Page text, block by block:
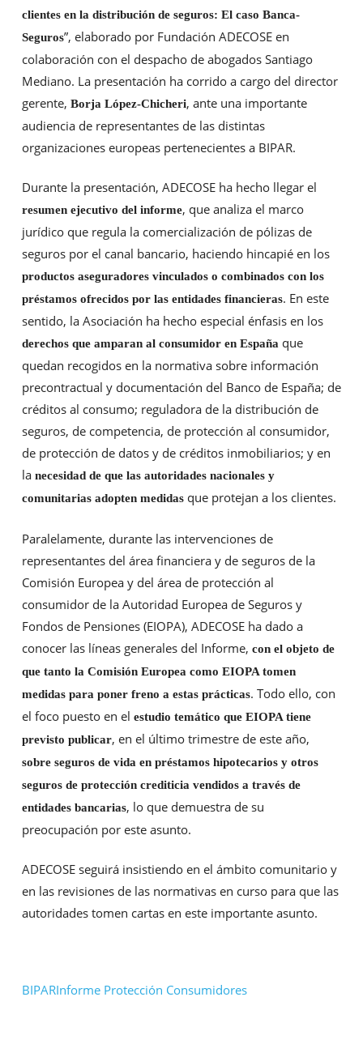
clientes en la distribución de seguros: El caso Banca-
Seguros”, elaborado por Fundación ADECOSE en
colaboración con el despacho de abogados Santiago
Mediano. La presentación ha corrido a cargo del director
gerente, Borja López-Chicheri, ante una importante
audiencia de representantes de las distintas
organizaciones europeas pertenecientes a BIPAR.
Durante la presentación, ADECOSE ha hecho llegar el
resumen ejecutivo del informe, que analiza el marco
jurídico que regula la comercialización de pólizas de
seguros por el canal bancario, haciendo hincapié en los
productos aseguradores vinculados o combinados con los
préstamos ofrecidos por las entidades financieras. En este
sentido, la Asociación ha hecho especial énfasis en los
derechos que amparan al consumidor en España que
quedan recogidos en la normativa sobre información
precontractual y documentación del Banco de España; de
créditos al consumo; reguladora de la distribución de
seguros, de competencia, de protección al consumidor,
de protección de datos y de créditos inmobiliarios; y en
la necesidad de que las autoridades nacionales y
comunitarias adopten medidasque protejan a los clientes.
Paralelamente, durante las intervenciones de
representantes del área financiera y de seguros de la
Comisión Europea y del área de protección al
consumidor de la Autoridad Europea de Seguros y
Fondos de Pensiones (EIOPA), ADECOSE ha dado a
conocer las líneas generales del Informe, con el objeto de
que tanto la Comisión Europea como EIOPA tomen
medidas para poner freno a estas prácticas. Todo ello, con
el foco puesto en el estudio temático que EIOPA tiene
previsto publicar, en el último trimestre de este año,
sobre seguros de vida en préstamos hipotecarios y otros
seguros de protección crediticia vendidos a través de
entidades bancarias, lo que demuestra de su
preocupación por este asunto.
ADECOSE seguirá insistiendo en el ámbito comunitario y
en las revisiones de las normativas en curso para que las
autoridades tomen cartas en este importante asunto.
BIPARInforme Protección Consumidores